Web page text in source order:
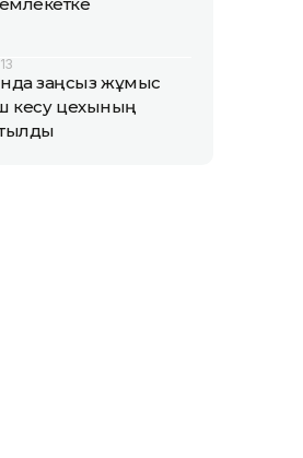
заңсыз жұмыс
кесу цехының